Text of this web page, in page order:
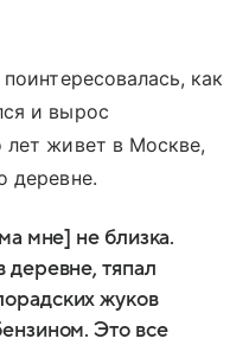
как
и вырос
живет в Москве,
деревне.
мне] не близка.
деревне, тяпал
жуков
Это все